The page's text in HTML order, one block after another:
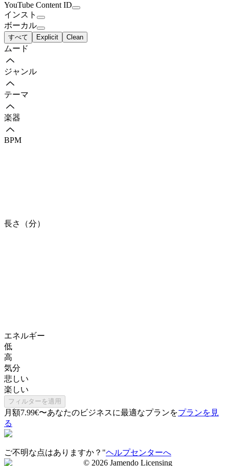
YouTube Content ID
インスト
ボーカル
すべて Explicit Clean
ムード
ジャンル
テーマ
楽器
BPM
長さ（分）
エネルギー
低
高
気分
悲しい
楽しい
フィルターを適用
月額7.99€〜あなたのビジネスに最適なプランをプランを見
る
ご不明な点はありますか？"ヘルプセンターへ
© 2026 Jamendo Licensing